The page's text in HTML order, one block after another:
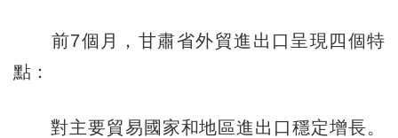
前7個月，甘肅省外貿進出口呈現四個特
點：
對主要貿易國家和地區進出口穩定增長。